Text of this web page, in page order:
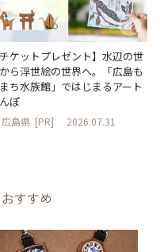
チケットプレゼント】水辺の世
ら浮世絵の世界へ。「広島も
ち水族館」ではじまるアート
ぽ
広島県 [PR] 2026.07.31
すすめ